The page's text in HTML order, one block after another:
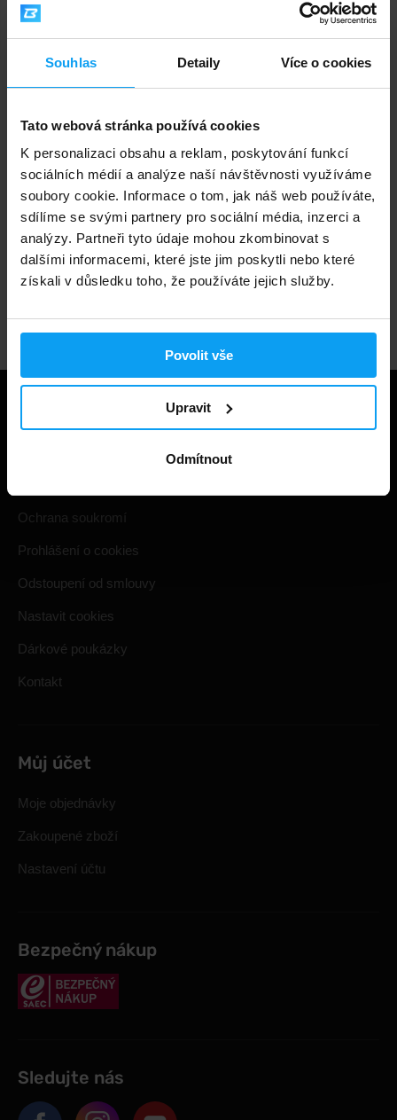
Souhlas Detaily Více o cookies
Tato webová stránka používá cookies
K personalizaci obsahu a reklam, poskytování funkcí
sociálních médií a analýze naší návštěvnosti využíváme
soubory cookie. Informace o tom, jak náš web používáte,
sdílíme se svými partnery pro sociální média, inzerci a
analýzy. Partneři tyto údaje mohou zkombinovat s
dalšími informacemi, které jste jim poskytli nebo které
získali v důsledku toho, že používáte jejich služby.
Povolit vše
Upravit
Odmítnout
405Kč
3000+ produktů ihned k odběru
1.000.000+ objednávek
Užitečné informace
Ochrana soukromí
Prohlášení o cookies
Odstoupení od smlouvy
Nastavit cookies
Dárkové poukázky
Kontakt
Můj účet
Moje objednávky
Zakoupené zboží
Nastavení účtu
Bezpečný nákup
Sledujte nás